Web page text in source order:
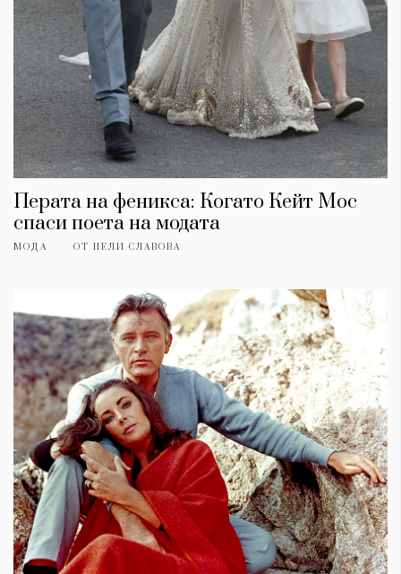
Перата на феникса: Когато Кейт Мос
спаси поета на модата
МОДА ОТ НЕЛИ СЛАВОВА